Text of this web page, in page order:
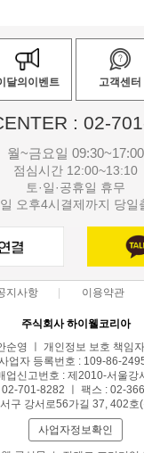
달의이벤트 고객센터
: 02-
월~금요일 09:30~17:00
점심시간 12:00~13:10
토·일·공휴일 휴무
오후4시결제까지 당일
지사항 이용약관
주식회사 하이웰코리아
순영 ㅣ 개인정보 보호 책임
업자 등록번호 : 109-86-
업신고번호 : 제2010-서울강
02-701-8282 ㅣ 팩스 : 02-
구 강서로56가길 37, 402호
사업자정보확인